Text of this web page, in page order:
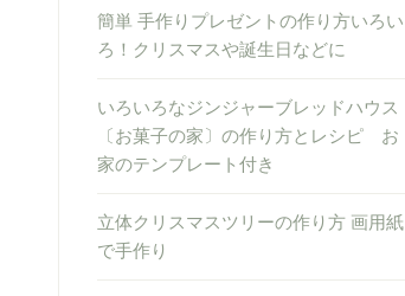
簡単 手作りプレゼントの作り方いろい
ろ！クリスマスや誕生日などに
いろいろなジンジャーブレッドハウス
〔お菓子の家〕の作り方とレシピ お
家のテンプレート付き
立体クリスマスツリーの作り方 画用紙
で手作り